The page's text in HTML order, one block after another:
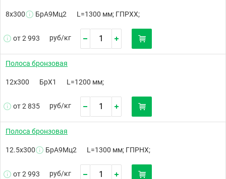
8х300 БрА9Мц2 L=1300 мм; ГПРХХ;
от 2 993 руб/кг
Полоса бронзовая
12х300 БрХ1 L=1200 мм;
от 2 835 руб/кг
Полоса бронзовая
12.5х300 БрА9Мц2 L=1300 мм; ГПРНХ;
от 2 993 руб/кг